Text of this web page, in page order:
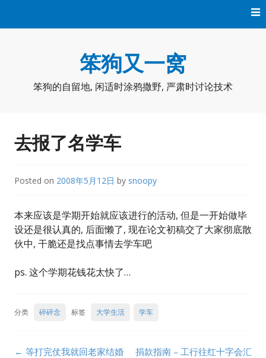
笨狗又一窝
笨狗的自留地, 闲适时涂鸦撒野, 严肃时讨论技术
去报了名学车
Posted on 2008年5月12日 by snoopy
本来应该是学期开始就应该进行的活动, 但是一开始做毕
设还是很认真的, 后面懒了, 现在论文初稿交了大家彻底散
伙中, 干脆还是找点事情去学车吧
ps. 这个学期花钱花太快了…
分类 碎碎念 标签 大学生活 学车
Post
← 等打完仗我就回老家结婚
捐款指南 – 工行往红十字会汇